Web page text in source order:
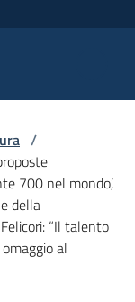
/
700 nel mondo’,
della
“Il talento
al